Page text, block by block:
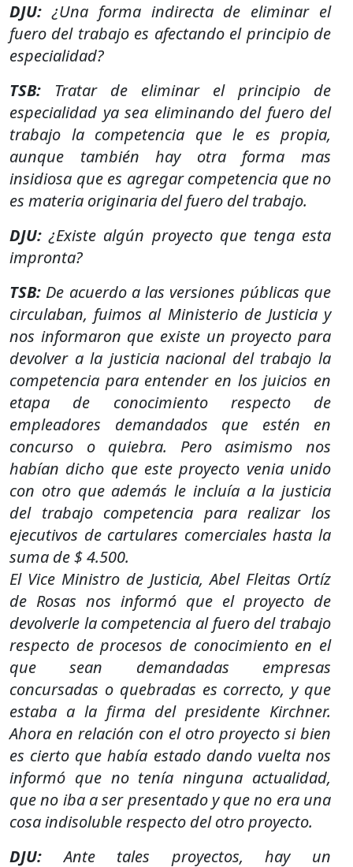
DJU: ¿Una forma indirecta de eliminar el
fuero del trabajo es afectando el principio de
especialidad?
TSB: Tratar de eliminar el principio de
especialidad ya sea eliminando del fuero del
trabajo la competencia que le es propia,
aunque también hay otra forma mas
insidiosa que es agregar competencia que no
es materia originaria del fuero del trabajo.
DJU: ¿Existe algún proyecto que tenga esta
impronta?
TSB: De acuerdo a las versiones públicas que
circulaban, fuimos al Ministerio de Justicia y
nos informaron que existe un proyecto para
devolver a la justicia nacional del trabajo la
competencia para entender en los juicios en
etapa de conocimiento respecto de
empleadores demandados que estén en
concurso o quiebra. Pero asimismo nos
habían dicho que este proyecto venia unido
con otro que además le incluía a la justicia
del trabajo competencia para realizar los
ejecutivos de cartulares comerciales hasta la
suma de $ 4.500.
El Vice Ministro de Justicia, Abel Fleitas Ortíz
de Rosas nos informó que el proyecto de
devolverle la competencia al fuero del trabajo
respecto de procesos de conocimiento en el
que sean demandadas empresas
concursadas o quebradas es correcto, y que
estaba a la firma del presidente Kirchner.
Ahora en relación con el otro proyecto si bien
es cierto que había estado dando vuelta nos
informó que no tenía ninguna actualidad,
que no iba a ser presentado y que no era una
cosa indisoluble respecto del otro proyecto.
DJU: Ante tales proyectos, hay un